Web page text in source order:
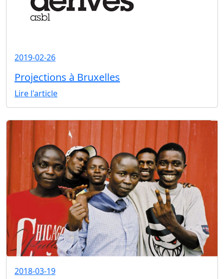
2019-02-26
Projections à Bruxelles
Lire l'article
2018-03-19